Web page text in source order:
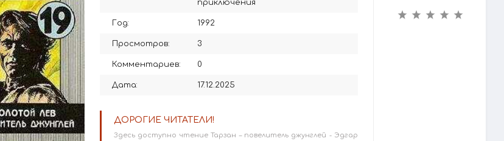
приключения
Год: 1992
Просмотров: 3
Комментариев: 0
Дата: 17.12.2025
ДОРОГИЕ ЧИТАТЕЛИ!
Здесь доступно чтение Тарзан – повелитель джунглей - Эдгар